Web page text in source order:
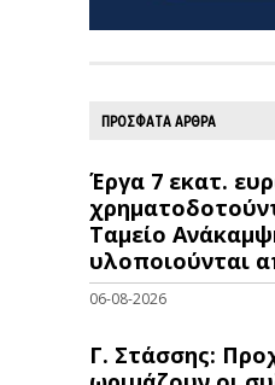
ΠΡΟΣΦΑΤΑ ΑΡΘΡΑ
Έργα 7 εκατ.
Ταμείο
υλοποιούνται
06-08-2026
Γ. Στάσσης: